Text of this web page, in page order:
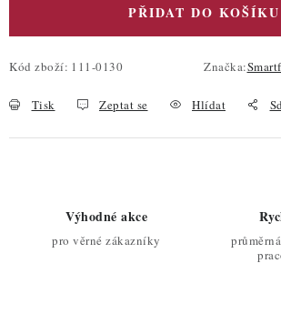
PŘIDAT DO KOŠÍKU
Kód zboží: 111-0130 Značka:
Tisk Zeptat se Hlídat
Výhodné akce
pro věrné zákazníky